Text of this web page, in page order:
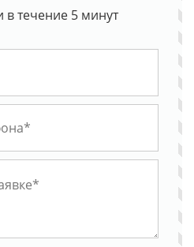
течение 5 минут